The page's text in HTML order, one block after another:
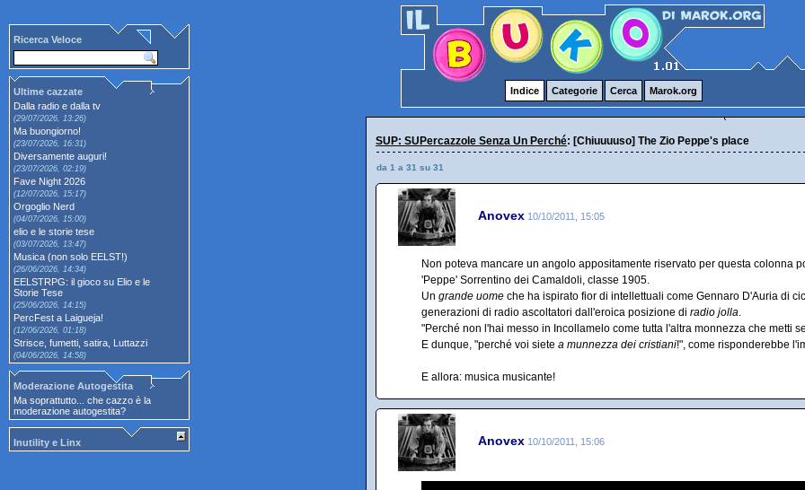
Indice Categorie Cerca Marok.org
Ricerca Veloce
Ultime cazzate
Dalla radio e dalla tv
(29/07/2026, 13:26)
Ma buongiorno!
(23/07/2026, 16:31)
Diversamente auguri!
(23/07/2026, 02:19)
Fave Night 2026
(12/07/2026, 15:17)
Orgoglio Nerd
(04/07/2026, 15:00)
elio e le storie tese
(03/07/2026, 13:47)
Musica (non solo EELST!)
(26/06/2026, 14:34)
EELSTRPG: il gioco su Elio e le
Storie Tese
(25/06/2026, 14:15)
PercFest a Laigueja!
(12/06/2026, 01:18)
Strisce, fumetti, satira, Luttazzi
(04/06/2026, 14:58)
Moderazione Autogestita
Ma soprattutto... che cazzo è la
moderazione autogestita?
Inutility e Linx
SUP: SUPercazzole Senza Un Perché: [Chiuuuuso] The Zio Peppe's place
da 1 a 31 su 31
Anovex 10/10/2011, 15:05
Non poteva mancare un angolo appositamente riservato per questa colonna
'Peppe' Sorrentino dei Camaldoli, classe 1905.
Un grande uome che ha ispirato fior di intellettuali come Gennaro D'Auria di
generazioni di radio ascoltatori dall'eroica posizione di radio jolla.
"Perché non l'hai messo in Incollamelo come tutta l'altra monnezza che metti
E dunque, "perché voi siete a munnezza dei cristiani!", come risponderebbe
E allora: musica musicante!
Anovex 10/10/2011, 15:06